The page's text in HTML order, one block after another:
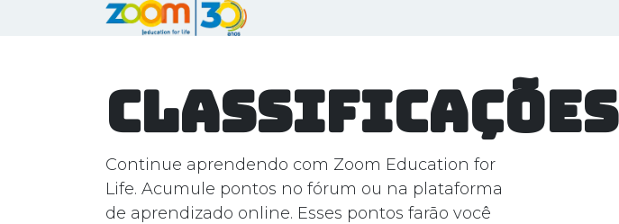
Pular para o conteúdo
Classificações
Continue aprendendo com Zoom Education for
Life. Acumule pontos no fórum ou na plataforma
de aprendizado online. Esses pontos farão você